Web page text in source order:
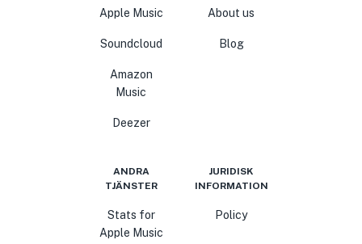
Apple Music
Soundcloud
Amazon
Music
Deezer
About us
Blog
ANDRA
TJÄNSTER
Stats for
Apple Music
JURIDISK
INFORMATION
Policy